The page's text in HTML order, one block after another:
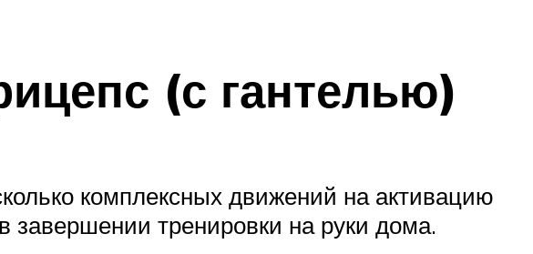
(с гантелью)
комплексных движений на активацию
завершении тренировки на руки дома.